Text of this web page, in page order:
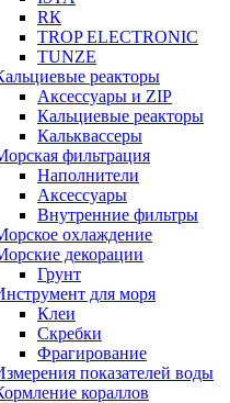
RК
TROP ELECTRONIC
TUNZE
реакторы
Аксессуары и ZIP
Кальциевые реакторы
Кальквассеры
фильтрация
Наполнители
Аксессуары
Внутренние фильтры
охлаждение
декорации
Грунт
для моря
Клеи
Скребки
Фрагирование
показателей воды
кораллов